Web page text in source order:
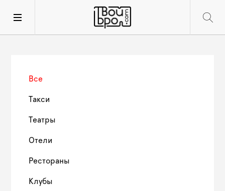
Все
Такси
Театры
Отели
Рестораны
Клубы